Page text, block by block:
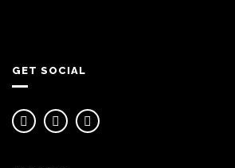
GET SOCIAL